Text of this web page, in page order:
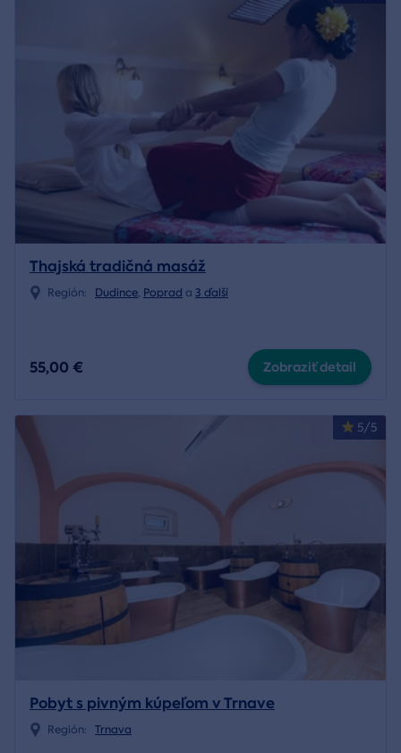
Thajská tradičná masáž
Región: Dudince, Poprad a 3 ďalší
55,00 € Zobraziť detail
5/5
Pobyt s pivným kúpeľom v Trnave
Región: Trnava